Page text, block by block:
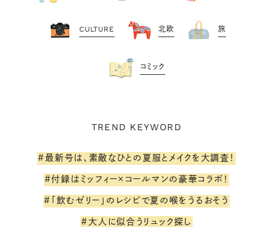
CULTURE 北欧 旅
コミック
TREND KEYWORD
#最新号は、素敵なひとの夏服とメイクを大調査！
#付録はミッフィー×コールマンの豪華コラボ！
#「飲むゼリー」のレシピで夏の喉をうるおそう
#大人に似合うリュック探し